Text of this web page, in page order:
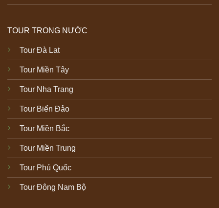
TOUR TRONG NƯỚC
Tour Đà Lat
Tour Miền Tây
Tour Nha Trang
Tour Biển Đảo
Tour Miền Bắc
Tour Miền Trung
Tour Phú Quốc
Tour Đông Nam Bộ